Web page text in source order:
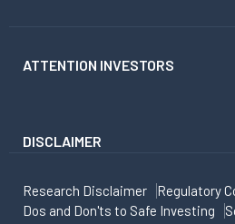
ATTENTION INVESTORS
DISCLAIMER
Research Disclaimer
Regulatory
Dos and Don'ts to Safe Investing